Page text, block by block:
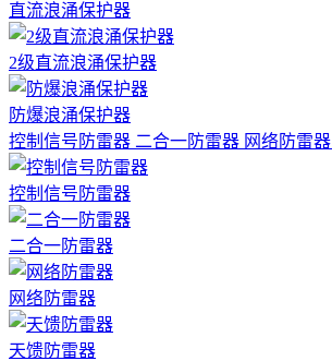
直流浪涌保护器
2级直流浪涌保护器
防爆浪涌保护器
控制信号防雷器 二合一防雷器 网络防雷器
控制信号防雷器
二合一防雷器
网络防雷器
天馈防雷器